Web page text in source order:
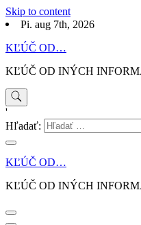
Skip to content
Pi. aug 7th, 2026
KĽÚČ OD…
KĽÚČ OD INÝCH
'
Hľadať:
KĽÚČ OD…
KĽÚČ OD INÝCH